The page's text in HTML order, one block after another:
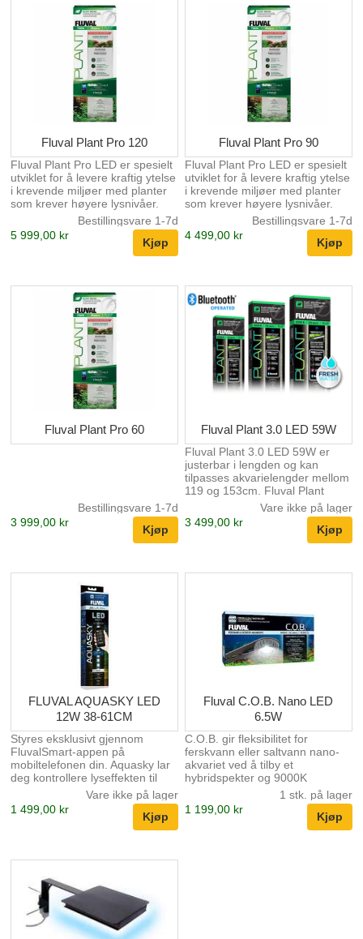
fiske- og plantetoner for en
autentisk og naturtro opplevelse
Betjenes utelukkende via
FluvalConnect-mobilappen
Programmerbar 24-timers
lyssyklus – juster innstillingene
for soloppgang, middag,
fargegjengivelse. Med
FluvalConnect mobilappkontroll
har brukerne tilgang til
tilpassbare fargekanaler, 24-
timers planlegging for å
simulere naturlige sol- og
månesykluser,
forhåndsinnstilte...
Fluval Plant Pro 120
Fluval Plant Pro LED er spesielt
utviklet for å levere kraftig ytelse
i krevende miljøer med planter
som krever høyere lysnivåer.
Utstyrt med en avansert 90 CRI-
vurdering og høyytelses-LED-er
montert på dobbeltvinklede
lysbrett, gir Plant Pro ultrabredt,
fargegjengivelse. Med
FluvalConnect mobilappkontroll
har brukerne tilgang til
tilpassbare fargekanaler, 24-
timers planlegging for å
simulere naturlige sol- og
månesykluser,
forhåndsinnstilte...
Bestillingsvare 1-7d
5 999,00 kr
Fluval Plant Pro 90
Fluval Plant Pro LED er spesielt
utviklet for å levere kraftig ytelse
i krevende miljøer med planter
som krever høyere lysnivåer.
Utstyrt med en avansert 90 CRI-
vurdering og høyytelses-LED-er
montert på dobbeltvinklede
lysbrett, gir Plant Pro ultrabredt,
fargegjengivelse. Med
FluvalConnect mobilappkontroll
har brukerne tilgang til
tilpassbare fargekanaler, 24-
timers planlegging for å
simulere naturlige sol- og
månesykluser,
forhåndsinnstilte...
Bestillingsvare 1-7d
4 499,00 kr
Fluval Plant Pro 60
Bestillingsvare 1-7d
3 999,00 kr
Fluval Plant 3.0 LED 59W
Fluval Plant 3.0 LED 59W er
justerbar i lengden og kan
tilpasses akvarielengder mellom
119 og 153cm. Fluval Plant
Spectrum LED er designet for
akvarister som ønsker et
vakkert, sunt planteakvarium.
Det er enkelt å laste ned
Fluval Plant 3.0 LED kan også
betjenes uten appen: -ON, OFF,
blått lys og dimming. Plante 3.0
LED har 6 LED-bånd som gir
Vare ikke på lager
3 499,00 kr
FLUVAL AQUASKY LED
12W 38-61CM
Styres eksklusivt gjennom
FluvalSmart-appen på
mobiltelefonen din. Aquasky lar
deg kontrollere lyseffekten til
røde, grønne, blå og
supersterke 6500K hvite LED-er
for endeløse fargemikser.
Programmerbare gradvise 24-
fargespekter med RGB + W
strømkontroll Flere væreffekter
– fra stormer og lyn til tett
skydekke, gjenskap
sesongsystemer fra verdens
Vare ikke på lager
1 499,00 kr
Fluval C.O.B. Nano LED
6.5W
C.O.B. gir fleksibilitet for
ferskvann eller saltvann nano-
akvariet ved å tilby et
hybridspekter og 9000K
fargetemperatur som fremmer
akvarier kun for akvarier samt
plante- og korallarter som
krever lavere lysnivåer. C.O.B.
1 stk. på lager
1 199,00 kr